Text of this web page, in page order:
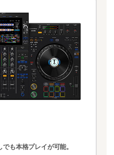
も本格プレイが可能。